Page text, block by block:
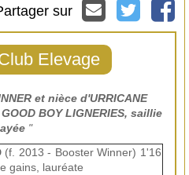
sur
Elevage
et nièce d'URRICANE
BOY LIGNERIES, saillie
"
(f. 2013 - Booster Winner) 1'16
gains, lauréate